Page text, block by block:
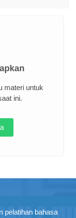
materi untuk
ini.
pelatihan bahasa